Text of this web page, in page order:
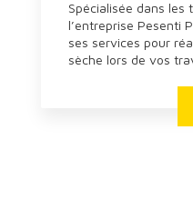
Spécialisée dans les
l’entreprise Pesenti
ses services pour
sèche lors de vos